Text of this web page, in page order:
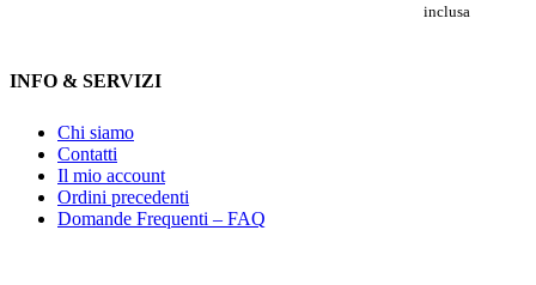
inclusa
INFO & SERVIZI
Chi siamo
Contatti
Il mio account
Ordini precedenti
Domande Frequenti – FAQ